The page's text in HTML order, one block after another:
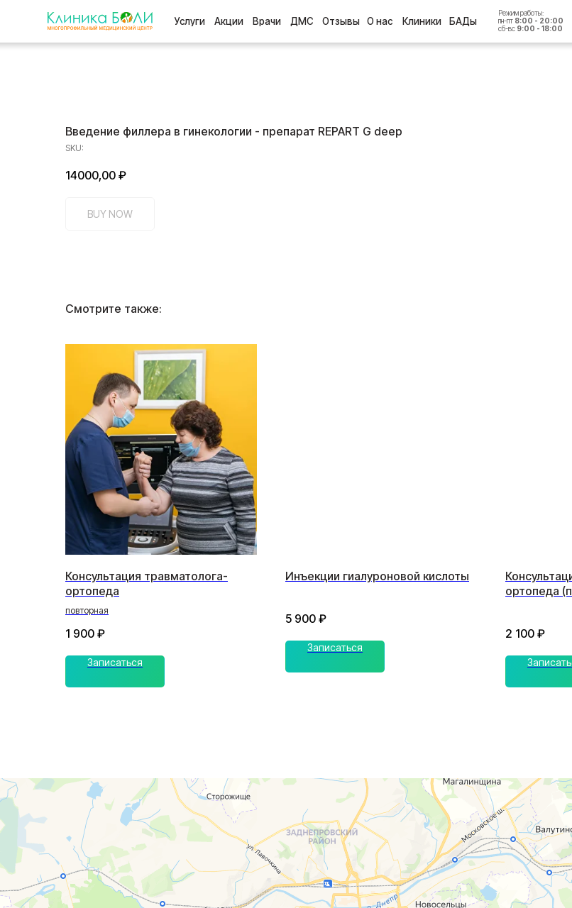
пн-пт8:00 - 20:00
сб-вс9:00 - 18:00
БАДы
Услуги Акции Врачи ДМС Отзывы О нас Клиники
Введение филлера в гинекологии - препарат REPART G deep
SKU:
14000,00 ₽
BUY NOW
Смотрите также:
Консультация травматолога-
ортопеда
повторная
1 900 ₽
Записаться
Инъекции гиалуроновой кислоты
5 900 ₽
Записаться
ортопеда
2 100 ₽